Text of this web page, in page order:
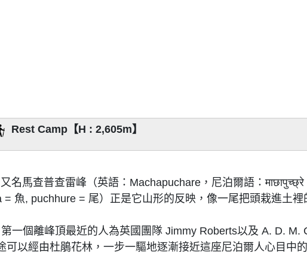
Rest Camp【H : 2,605m】
名馬查普查雷峰（英語：Machapuchare，尼泊爾語：
魚, puchhure = 尾）正是它山形的反映，像一尾把頭栽進土
一個離峰頂最近的人為英國團隊 Jimmy Roberts以及 A. D. M.
以經由杜鵑花林，一步一驅地逐漸接近這座尼泊爾人心目中